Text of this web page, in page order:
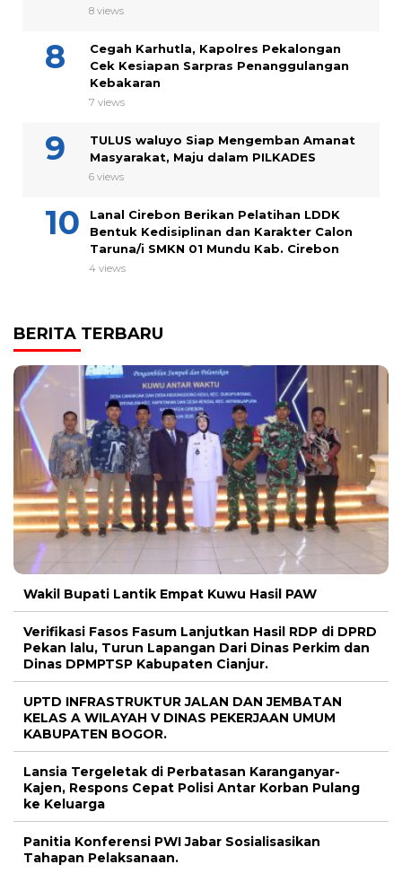
8 views
Cegah Karhutla, Kapolres Pekalongan
Cek Kesiapan Sarpras Penanggulangan
Kebakaran
7 views
TULUS waluyo Siap Mengemban Amanat
Masyarakat, Maju dalam PILKADES
6 views
Lanal Cirebon Berikan Pelatihan LDDK
Bentuk Kedisiplinan dan Karakter Calon
Taruna/i SMKN 01 Mundu Kab. Cirebon
4 views
BERITA TERBARU
Wakil Bupati Lantik Empat Kuwu Hasil PAW
Verifikasi Fasos Fasum Lanjutkan Hasil RDP di DPRD
Pekan lalu, Turun Lapangan Dari Dinas Perkim dan
Dinas DPMPTSP Kabupaten Cianjur.
UPTD INFRASTRUKTUR JALAN DAN JEMBATAN
KELAS A WILAYAH V DINAS PEKERJAAN UMUM
KABUPATEN BOGOR.
Lansia Tergeletak di Perbatasan Karanganyar-
Kajen, Respons Cepat Polisi Antar Korban Pulang
ke Keluarga
Panitia Konferensi PWI Jabar Sosialisasikan
Tahapan Pelaksanaan.